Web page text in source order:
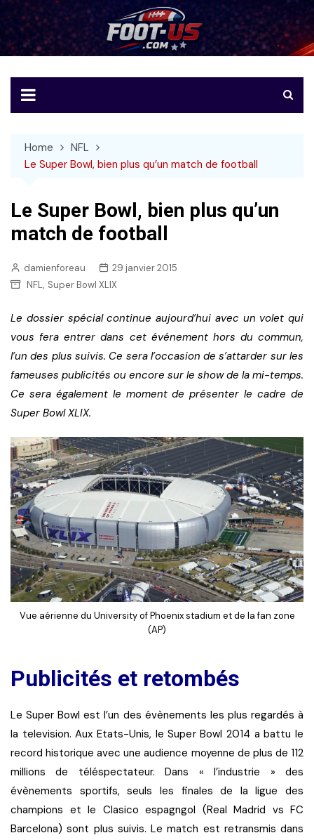
to
content
Foot-US
Le football américain en français
Home
NFL
Le Super Bowl, bien plus qu’un match de football
Le Super Bowl, bien plus qu’un
match de football
damienforeau
29 janvier 2015
NFL, Super Bowl XLIX
Le dossier spécial continue aujourd’hui avec un volet qui
vous fera entrer dans cet événement hors du commun,
l’un des plus suivis. Ce sera l’occasion de s’attarder sur les
fameuses publicités ou encore sur le show de la mi-temps.
Ce sera également le moment de présenter le cadre de
Super Bowl XLIX.
Vue aérienne du University of Phoenix stadium et de la fan zone
(AP)
Publicités et retombés
Le Super Bowl est l’un des évènements les plus regardés à
la television. Aux Etats-Unis, le Super Bowl 2014 a battu le
record historique avec une audience moyenne de plus de 112
millions de téléspectateur. Dans « l’industrie » des
évènements sportifs, seuls les finales de la ligue des
champions et le Clasico espagngol (Real Madrid vs FC
Barcelona) sont plus suivis. Le match est retransmis dans